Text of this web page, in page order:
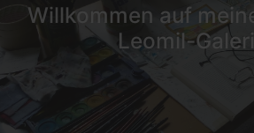
Willkommen auf
Leomil-